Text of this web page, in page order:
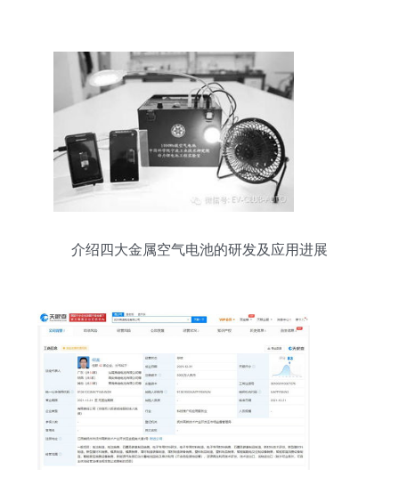
介绍四大金属空气电池的研发及应用进展